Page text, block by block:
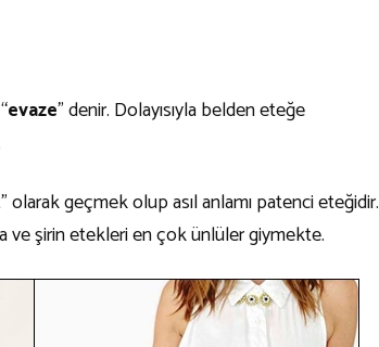
evaze” denir. Dolayısıyla belden eteğe
” olarak geçmek olup asıl anlamı patenci eteğidir.
ve şirin etekleri en çok ünlüler giymekte.